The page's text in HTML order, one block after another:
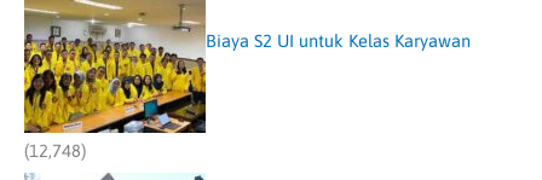
Biaya S2 UI untuk Kelas Karyawan
(12,748)